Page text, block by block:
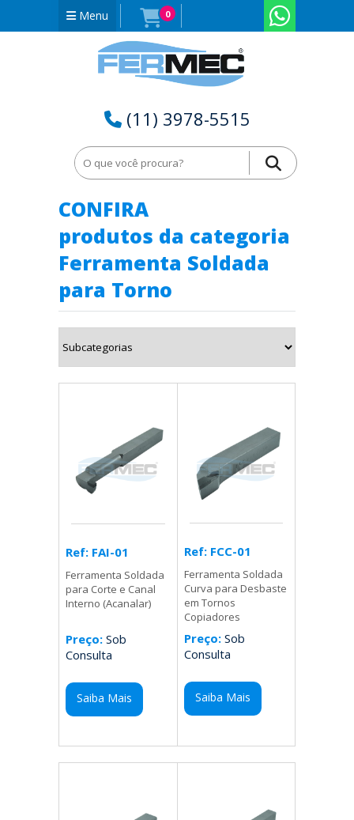
Menu 0
(11) 3978-5515
Home Ferramenta Soldada para Torno na Paraíba - PB
CONFIRA
produtos da categoria
Ferramenta Soldada
para Torno
Ref: FAI-01
Ferramenta Soldada
para Corte e Canal
Interno (Acanalar)
Preço: Sob
Consulta
Saiba Mais
Ref: FCC-01
Ferramenta Soldada
Curva para Desbaste
em Tornos
Copiadores
Preço:Sob
Consulta
Saiba Mais